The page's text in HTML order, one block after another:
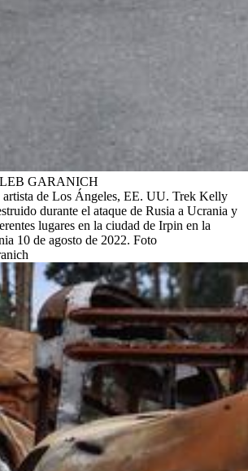
GARANICH
de Los Ángeles, EE. UU. Trek Kelly
durante el ataque de Rusia a Ucrania y
lugares en la ciudad de Irpin en la
10 de agosto de 2022. Foto